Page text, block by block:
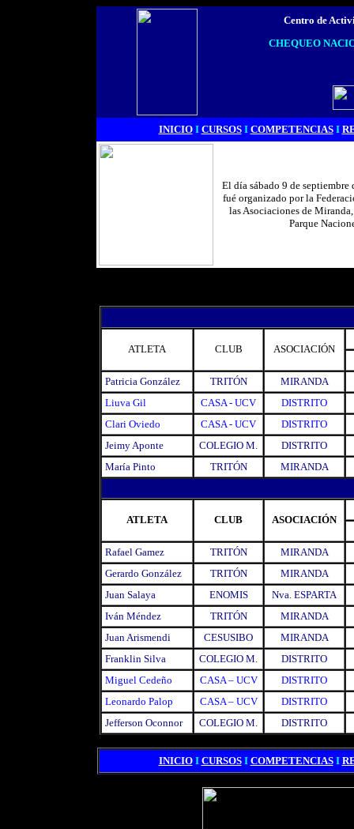
Centro de
CHEQUEO
INICIO I CURSOS I COMPETENCIAS I
El día sábado 9 de
fué organizado por la
las Asociaciones de
Parque
ATLETA CLUB ASOCIACIÓN
Patricia González TRITÓN
MIRANDA
Liuva Gil
CASA - UCV
DISTRITO
Clari Oviedo
CASA - UCV
DISTRITO
Jeimy Aponte
COLEGIO M.
DISTRITO
María Pinto
TRITÓN MIRANDA
ATLETA CLUB ASOCIACIÓN
Rafael Gamez TRITÓN
MIRANDA
Gerardo González
TRITÓN
MIRANDA
Juan Salaya
ENOMIS
Nva. ESPARTA
Iván Méndez
TRITÓN
MIRANDA
Juan Arismendi
CESUSIBO
MIRANDA
Franklin Silva
COLEGIO M.
DISTRITO
Miguel Cedeño
CASA – UCV
DISTRITO
Leonardo Palop
CASA – UCV
DISTRITO
Jefferson Oconnor
COLEGIO M. DISTRITO
INICIO I CURSOS I COMPETENCIAS I